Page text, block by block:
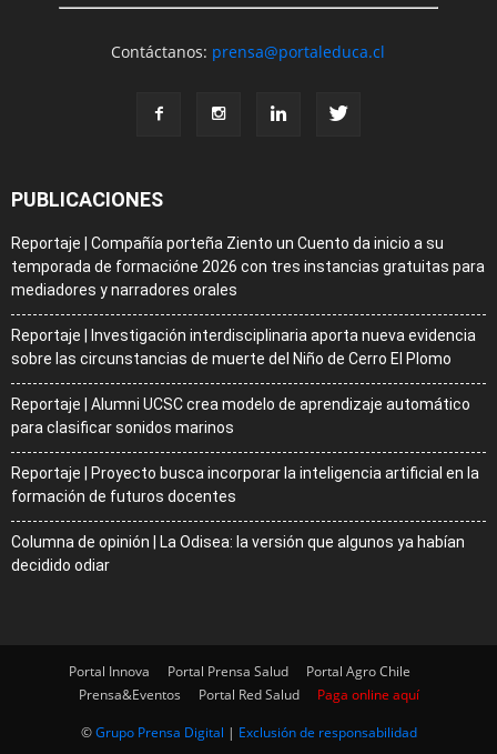
Contáctanos: prensa@portaleduca.cl
PUBLICACIONES
Reportaje | Compañía porteña Ziento un Cuento da inicio a su
temporada de formacióne 2026 con tres instancias gratuitas para
mediadores y narradores orales
Reportaje | Investigación interdisciplinaria aporta nueva evidencia
sobre las circunstancias de muerte del Niño de Cerro El Plomo
Reportaje | Alumni UCSC crea modelo de aprendizaje automático
para clasificar sonidos marinos
Reportaje | Proyecto busca incorporar la inteligencia artificial en la
formación de futuros docentes
Columna de opinión | La Odisea: la versión que algunos ya habían
decidido odiar
Portal Innova Portal Prensa Salud
Portal Agro Chile
Prensa&Eventos
Portal Red Salud
Paga online aquí
©Grupo Prensa Digital | Exclusión de responsabilidad